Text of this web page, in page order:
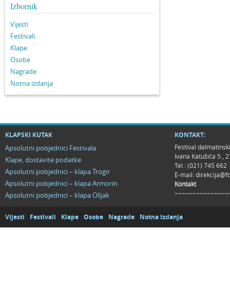
Izbornik
Vijesti
Festivali
Klape
Osobe
Nagrade
Notna izdanja
KLAPSKI KUTAK
Apsolutni pobjednici Festivala
Klape, dostavite podatke
Apsolutni pobjednici – klapa Trogir
Apsolutni pobjednici – klapa Armorin
Apsolutni pobjednici – klapa Ošjak
KONTAKT:
Festival
Ivana Katušića 5 ,
Tel.: (021) 745 662
E-mail:
Kontakt
Vijesti Festivali Klape Osobe Nagrade Notna izdanja